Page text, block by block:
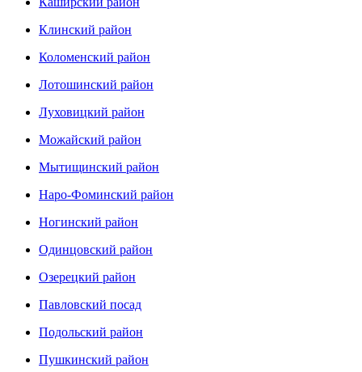
Клинский район
Коломенский район
Лотошинский район
Луховицкий район
Можайский район
Мытищинский район
Наро-Фоминский район
Ногинский район
Одинцовский район
Озерецкий район
Павловский посад
Подольский район
Пушкинский район